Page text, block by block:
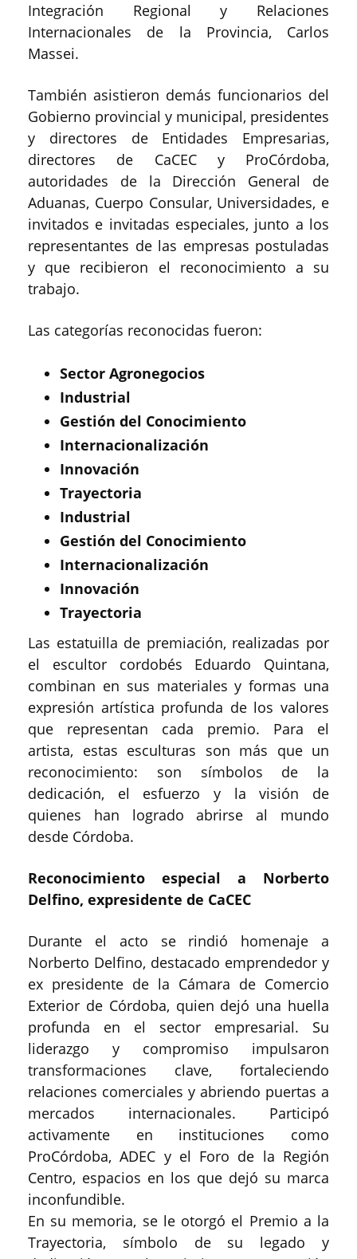
Integración Regional y Relaciones
Internacionales de la Provincia, Carlos
Massei.
También asistieron demás funcionarios del
Gobierno provincial y municipal, presidentes
y directores de Entidades Empresarias,
directores de CaCEC y ProCórdoba,
autoridades de la Dirección General de
Aduanas, Cuerpo Consular, Universidades, e
invitados e invitadas especiales, junto a los
representantes de las empresas postuladas
y que recibieron el reconocimiento a su
trabajo.
Las categorías reconocidas fueron:
Sector Agronegocios
Industrial
Gestión del Conocimiento
Internacionalización
Innovación
Trayectoria
Industrial
Gestión del Conocimiento
Internacionalización
Innovación
Trayectoria
Las estatuilla de premiación, realizadas por
el escultor cordobés Eduardo Quintana,
combinan en sus materiales y formas una
expresión artística profunda de los valores
que representan cada premio. Para el
artista, estas esculturas son más que un
reconocimiento: son símbolos de la
dedicación, el esfuerzo y la visión de
quienes han logrado abrirse al mundo
desde Córdoba.
Reconocimiento especial a Norberto
Delfino, expresidente de CaCEC
Durante el acto se rindió homenaje a
Norberto Delfino, destacado emprendedor y
ex presidente de la Cámara de Comercio
Exterior de Córdoba, quien dejó una huella
profunda en el sector empresarial. Su
liderazgo y compromiso impulsaron
transformaciones clave, fortaleciendo
relaciones comerciales y abriendo puertas a
mercados internacionales. Participó
activamente en instituciones como
ProCórdoba, ADEC y el Foro de la Región
Centro, espacios en los que dejó su marca
inconfundible.
En su memoria, se le otorgó el Premio a la
Trayectoria, símbolo de su legado y